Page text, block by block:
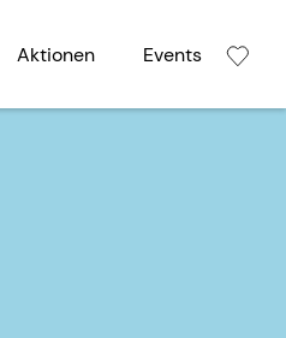
Aktionen Events